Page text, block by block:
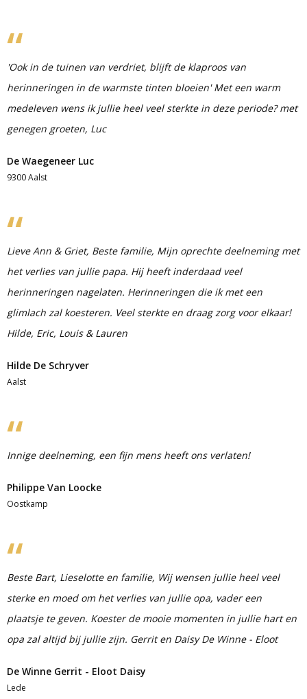
'Ook in de tuinen van verdriet, blijft de klaproos van
herinneringen in de warmste tinten bloeien' Met een warm
medeleven wens ik jullie heel veel sterkte in deze periode? met
genegen groeten, Luc
De Waegeneer Luc
9300 Aalst
Lieve Ann & Griet, Beste familie, Mijn oprechte deelneming met
het verlies van jullie papa. Hij heeft inderdaad veel
herinneringen nagelaten. Herinneringen die ik met een
glimlach zal koesteren. Veel sterkte en draag zorg voor elkaar!
Hilde, Eric, Louis & Lauren
Hilde De Schryver
Aalst
Innige deelneming, een fijn mens heeft ons verlaten!
Philippe Van Loocke
Oostkamp
Beste Bart, Lieselotte en familie, Wij wensen jullie heel veel
sterke en moed om het verlies van jullie opa, vader een
plaatsje te geven. Koester de mooie momenten in jullie hart en
opa zal altijd bij jullie zijn. Gerrit en Daisy De Winne - Eloot
De Winne Gerrit - Eloot Daisy
Lede